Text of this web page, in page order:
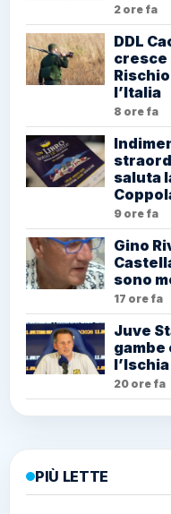
2 ore fa
DDL
cresce
l’Italia
8 ore fa
saluta
9 ore fa
Gino
sono
17 ore fa
Juve
gambe
20 ore fa
PIÙ LETTE